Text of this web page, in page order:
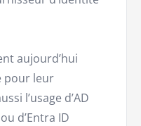
aujourd’hui
pour leur
l’usage d’AD
d’Entra ID